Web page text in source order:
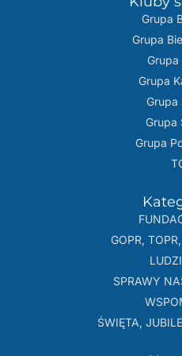
Grupa
Grupa
Grupa
Grupa
Grupa
Grupa
Grupa
GOPR,
SPRAWY
ŚWIĘTA,